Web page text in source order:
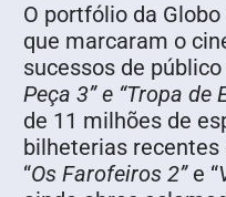
O portfólio da
que marcaram o
sucessos de público
Peça 3” e “Tropa de
de 11 milhões de
bilheterias recentes
“Os Farofeiros 2”e “